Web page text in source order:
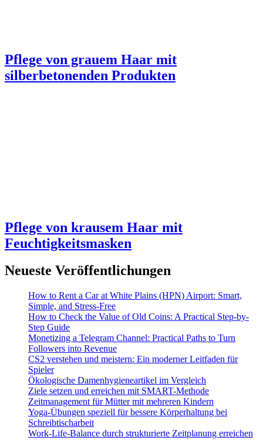
Pflege von grauem Haar mit
silberbetonenden Produkten
Pflege von krausem Haar mit
Feuchtigkeitsmasken
Neueste Veröffentlichungen
How to Rent a Car at White Plains (HPN) Airport: Smart,
Simple, and Stress-Free
How to Check the Value of Old Coins: A Practical Step-by-
Step Guide
Monetizing a Telegram Channel: Practical Paths to Turn
Followers into Revenue
CS2 verstehen und meistern: Ein moderner Leitfaden für
Spieler
Ökologische Damenhygieneartikel im Vergleich
Ziele setzen und erreichen mit SMART-Methode
Zeitmanagement für Mütter mit mehreren Kindern
Yoga-Übungen speziell für bessere Körperhaltung bei
Schreibtischarbeit
Work-Life-Balance durch strukturierte Zeitplanung erreichen